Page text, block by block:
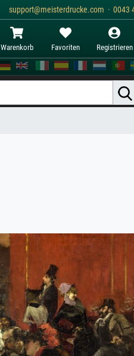
support@meisterdrucke.com · 0043
Warenkorb Favoriten Registrieren